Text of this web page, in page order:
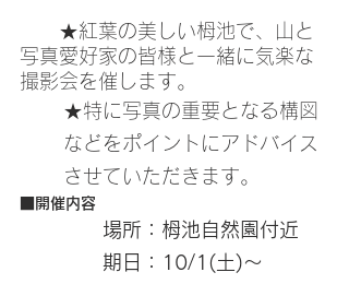
★紅葉の美しい栂池で、山と
写真愛好家の皆様と一緒に気楽な
撮影会を催します。
★特に写真の重要となる構図
などをポイントにアドバイス
させていただきます。
■開催内容
場所：栂池自然園付近
期日：10/1(土)～